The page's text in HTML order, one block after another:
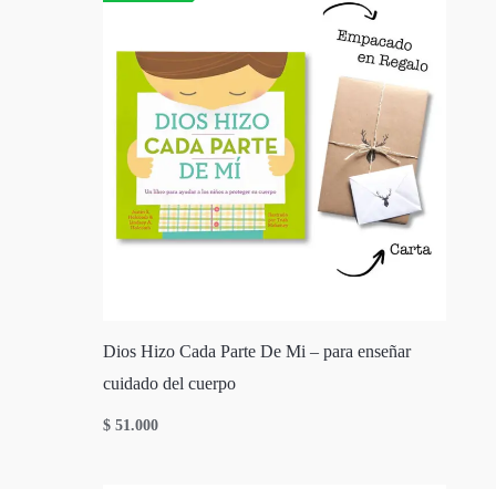
Dios Hizo Cada Parte De Mi – para enseñar
cuidado del cuerpo
$ 51.000